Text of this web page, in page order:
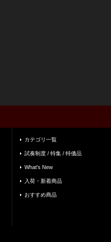
カテゴリ一覧
試奏制度 / 特集 / 特価品
What's New
入荷・新着商品
おすすめ商品